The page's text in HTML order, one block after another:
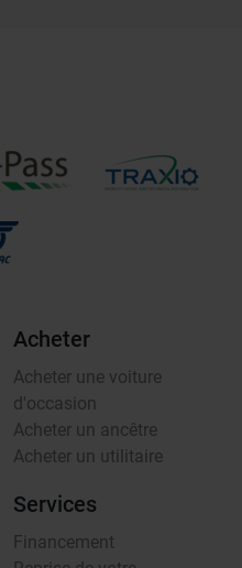
Acheter
Acheter une voiture
d'occasion
Acheter un ancêtre
Acheter un utilitaire
Services
Financement